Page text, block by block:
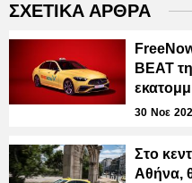
ΣΧΕΤΙΚΑ ΑΡΘΡΑ
BEAT
30 Νοε
Στο
Αθήνα,